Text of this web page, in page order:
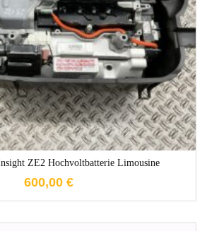
ZE2 Hochvoltbatterie Limousine
600,00 €
1-3 Werktage